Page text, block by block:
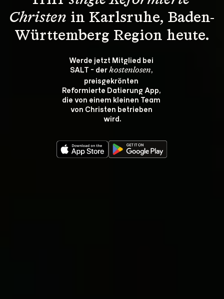
Christen in Karlsruhe, Baden-
Württemberg Region heute.
Werde jetzt Mitglied bei
SALT - der kostenlosen,
preisgekrönten
Reformierte Datierung App,
die von einem kleinen Team
von Christen betrieben
wird.